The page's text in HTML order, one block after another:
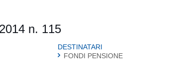
n. 115
DESTINATARI
FONDI PENSIONE